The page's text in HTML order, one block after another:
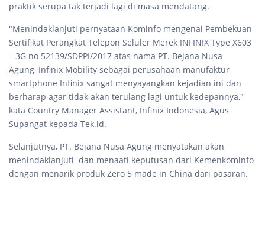
praktik serupa tak terjadi lagi di masa mendatang.
"Menindaklanjuti pernyataan Kominfo mengenai Pembekuan
Sertifikat Perangkat Telepon Seluler Merek INFINIX Type X603
– 3G no 52139/SDPPI/2017 atas nama PT. Bejana Nusa
Agung, Infinix Mobility sebagai perusahaan manufaktur
smartphone Infinix sangat menyayangkan kejadian ini dan
berharap agar tidak akan terulang lagi untuk kedepannya,"
kata Country Manager Assistant, Infinix Indonesia, Agus
Supangat kepada Tek.id.
Selanjutnya, PT. Bejana Nusa Agung menyatakan akan
menindaklanjuti dan menaati keputusan dari Kemenkominfo
dengan menarik produk Zero 5 made in China dari pasaran.